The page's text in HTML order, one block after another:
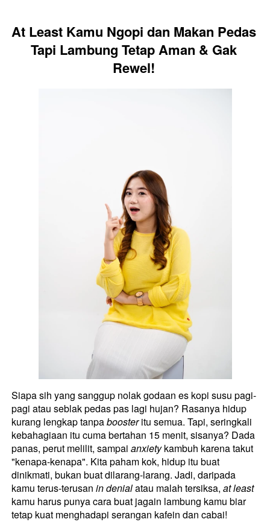
At Least Kamu Ngopi dan Makan Pedas
Tapi Lambung Tetap Aman & Gak
Rewel!
Siapa sih yang sanggup nolak godaan es kopi susu pagi-
pagi atau seblak pedas pas lagi hujan? Rasanya hidup
kurang lengkap tanpa booster itu semua. Tapi, seringkali
kebahagiaan itu cuma bertahan 15 menit, sisanya? Dada
panas, perut melilit, sampai anxiety kambuh karena takut
"kenapa-kenapa". Kita paham kok, hidup itu buat
dinikmati, bukan buat dilarang-larang. Jadi, daripada
kamu terus-terusan in denial atau malah tersiksa, at least
kamu harus punya cara buat jagain lambung kamu biar
tetap kuat menghadapi serangan kafein dan cabai!